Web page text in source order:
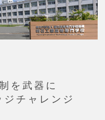
を武器に
ジチャレンジ